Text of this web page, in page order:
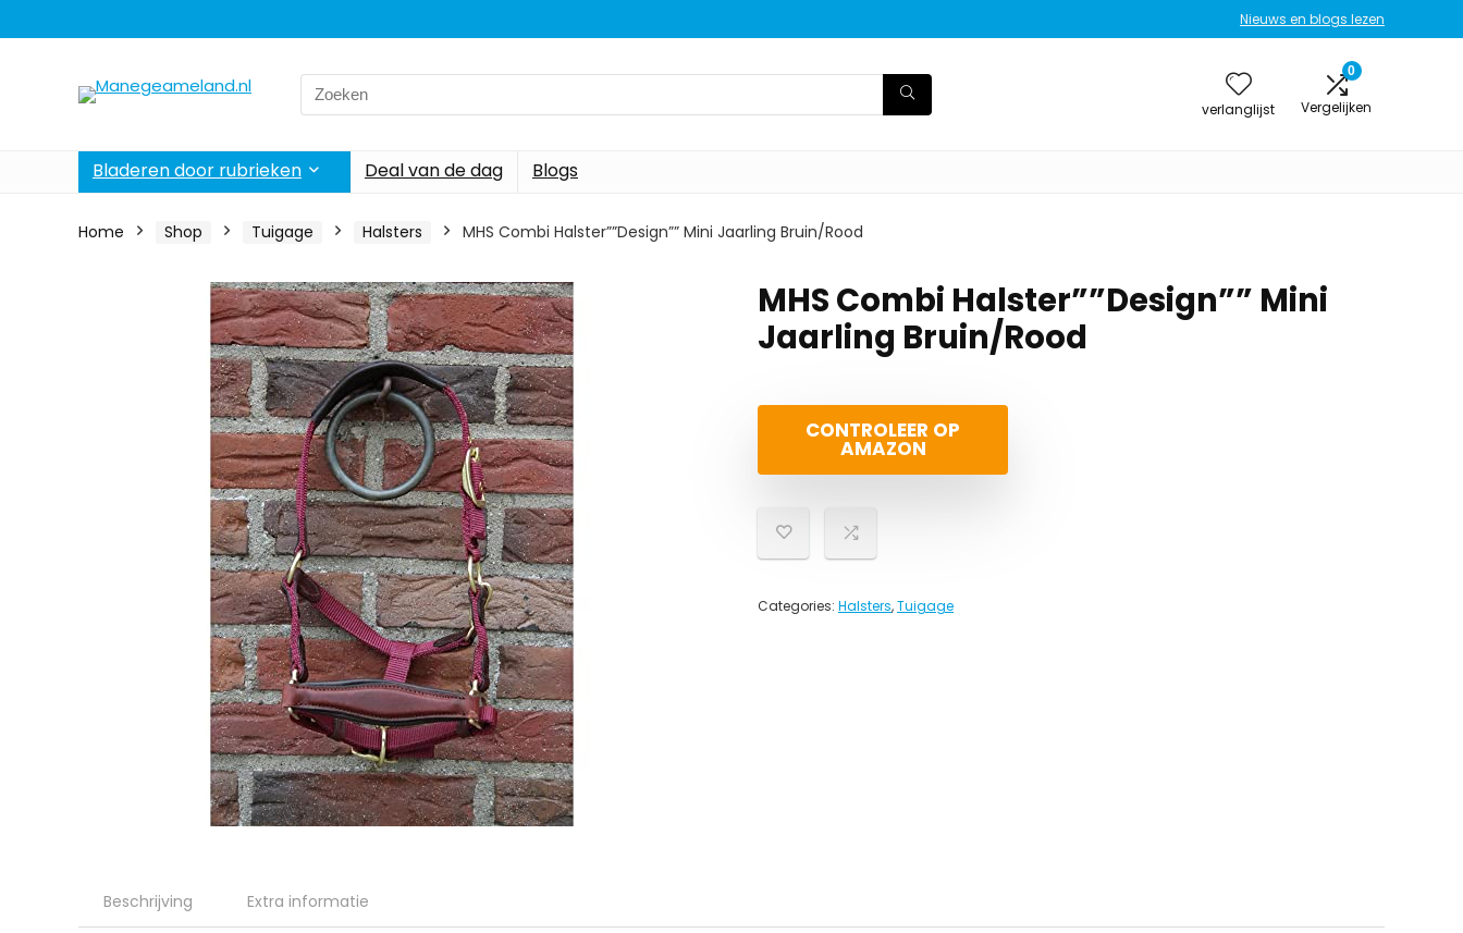
Nieuws en blogs lezen
Search
for:
verlanglijst
0
Vergelijken
Bladeren door rubrieken Deal van de dag Blogs
Home Shop Tuigage Halsters MHS Combi Halster””Design”” Mini Jaarling Bruin/Rood
MHS Combi Halster””Design”” Mini
Jaarling Bruin/Rood
CONTROLEER OP
AMAZON
Categories: Halsters,Tuigage
Beschrijving Extra informatie